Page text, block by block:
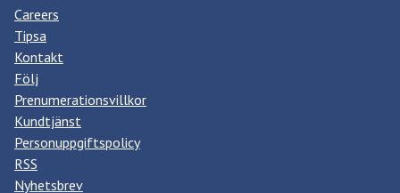
Careers
Tipsa
Kontakt
Följ
Prenumerationsvillkor
Kundtjänst
Personuppgiftspolicy
RSS
Nyhetsbrev